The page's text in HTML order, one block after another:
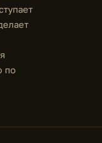
по